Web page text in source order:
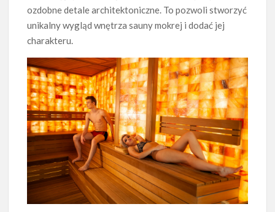
ozdobne detale architektoniczne. To pozwoli stworzyć
unikalny wygląd wnętrza sauny mokrej i dodać jej
charakteru.